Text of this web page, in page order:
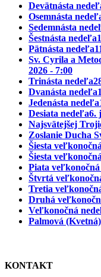
Devätnásta
Osemnásta
Sedemnásta
Šestnásta nedeľa
Pätnásta nedeľa
Sv. Cyrila a
2026 - 7:00
Trinásta nedeľa
Dvanásta nedeľa
Jedenásta nedeľa
Desiata nedeľa6.
Najsvätejšej
Zoslanie Ducha
Šiesta
Šiesta
Piata
Štvrtá
Tretia
Druhá
Veľkonočná
Palmová
KONTAKT